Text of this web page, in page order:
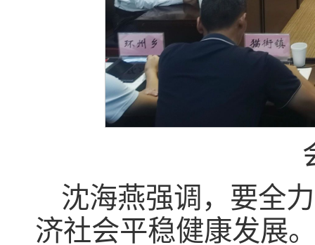
沈海燕强调，要全
济社会平稳健康发展